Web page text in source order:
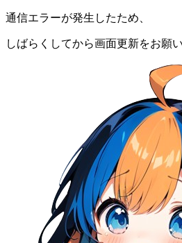
通信エラーが発生したため、
しばらくしてから画面更新をお願